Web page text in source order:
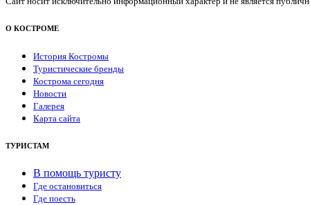
О КОСТРОМЕ
История Костромы
Туристические бренды
Кострома сегодня
Новости
Галерея
Карта сайта
ТУРИСТАМ
В помощь туристу
Где остановиться
Где поесть